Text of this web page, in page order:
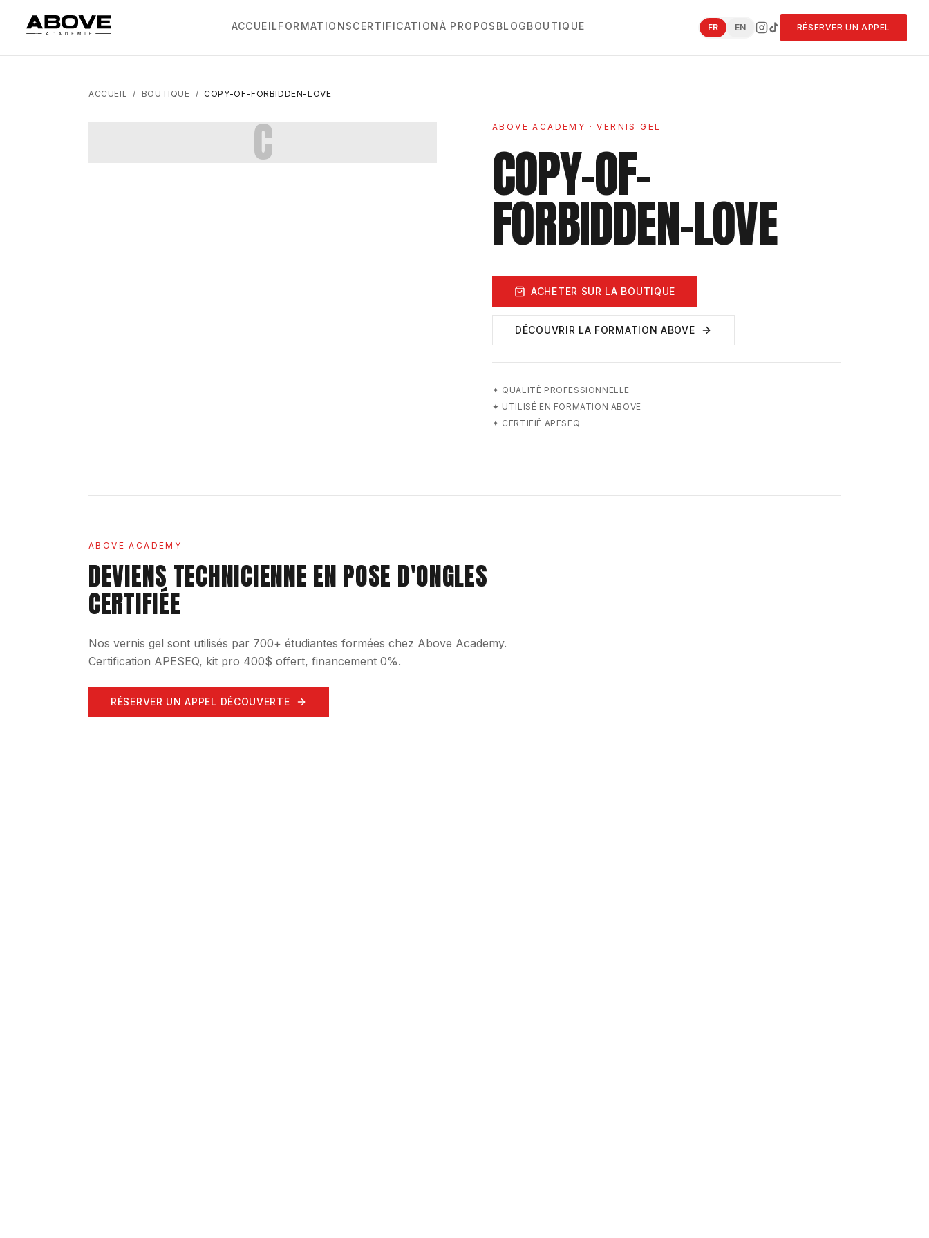
ACCUEILFORMATIONSCERTIFICATIONÀ PROPOS BLOGBOUTIQUE FR EN RÉSERVER UN APPEL
ACCUEIL / BOUTIQUE / COPY-OF-FORBIDDEN-LOVE
C ABOVE ACADEMY · VERNIS GEL
COPY-OF-
FORBIDDEN-LOVE
ACHETER SUR LA BOUTIQUE
DÉCOUVRIR LA FORMATION ABOVE
✦ QUALITÉ PROFESSIONNELLE
✦ UTILISÉ EN FORMATION ABOVE
✦ CERTIFIÉ APESEQ
ABOVE ACADEMY
DEVIENS TECHNICIENNE EN POSE D'ONGLES
CERTIFIÉE
Nos vernis gel sont utilisés par 700+ étudiantes formées chez Above Academy.
Certification APESEQ, kit pro 400$ offert, financement 0%.
RÉSERVER UN APPEL DÉCOUVERTE